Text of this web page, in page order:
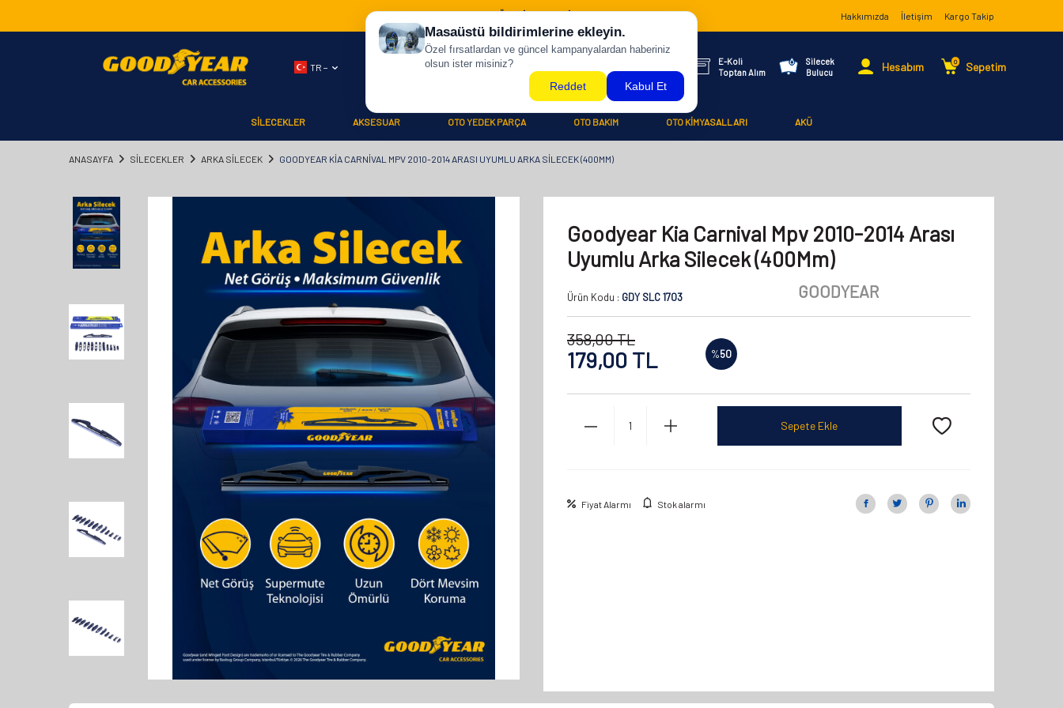
500 TL ÜZERİ KARGO BİZDEN ! Hakkımızda İletişim Kargo Takip
TR −
E-Koli
Toptan Alım
Silecek
Bulucu
Hesabım 0 Sepetim
SİLECEKLER AKSESUAR OTO YEDEK PARÇA OTO BAKIM OTO KİMYASALLARI AKÜ
ANASAYFA SİLECEKLER ARKA SİLECEK GOODYEAR KIA CARNIVAL MPV 2010-2014 ARASI UYUMLU ARKA SILECEK (400MM)
Goodyear Kia Carnival Mpv 2010-2014 Arası
Uyumlu Arka Silecek (400Mm)
Ürün Kodu : GDY SLC 1703 GOODYEAR
358,00TL
179,00 TL %50
Sepete Ekle
Fiyat Alarmı Stok alarmı